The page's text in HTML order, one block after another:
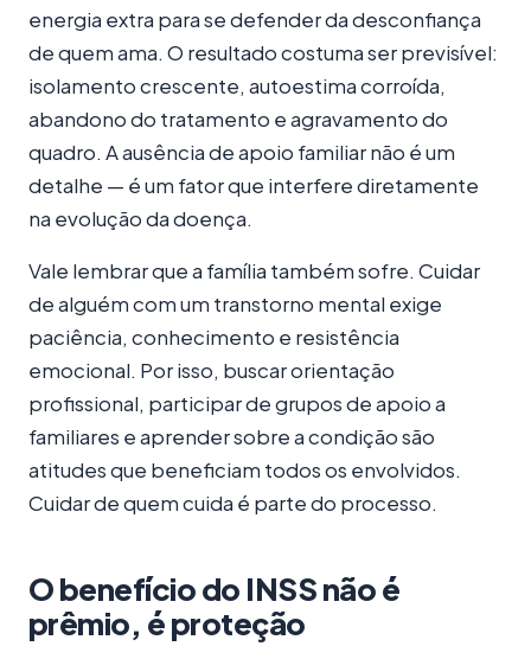
energia extra para se defender da desconfiança
de quem ama. O resultado costuma ser previsível:
isolamento crescente, autoestima corroída,
abandono do tratamento e agravamento do
quadro. A ausência de apoio familiar não é um
detalhe — é um fator que interfere diretamente
na evolução da doença.
Vale lembrar que a família também sofre. Cuidar
de alguém com um transtorno mental exige
paciência, conhecimento e resistência
emocional. Por isso, buscar orientação
profissional, participar de grupos de apoio a
familiares e aprender sobre a condição são
atitudes que beneficiam todos os envolvidos.
Cuidar de quem cuida é parte do processo.
O benefício do INSS não é
prêmio, é proteção